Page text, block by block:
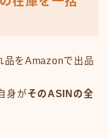
品をAmazonで出品
身がそのASINの全